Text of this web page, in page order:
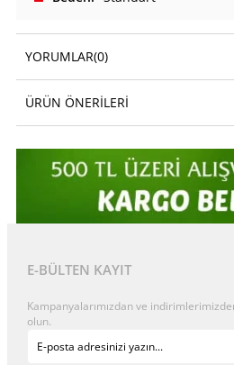
YORUMLAR(0)
ÜRÜN ÖNERILERI
E-BÜLTEN KAYIT
Kampanyalarımızdan ve
olun.